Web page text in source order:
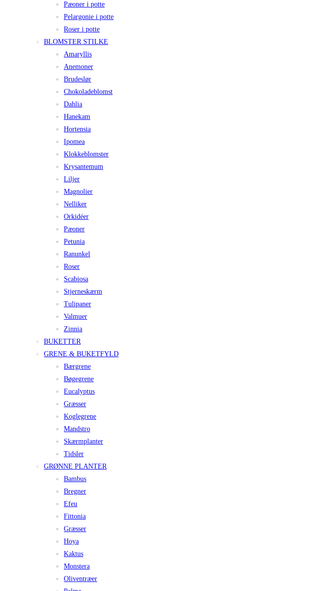
Pæoner i potte
Pelargonie i potte
Roser i potte
BLOMSTER STILKE
Amaryllis
Anemoner
Brudeslør
Chokoladeblomst
Dahlia
Hanekam
Hortensia
Ipomea
Klokkeblomster
Krysantemum
Liljer
Magnolier
Nelliker
Orkidéer
Pæoner
Petunia
Ranunkel
Roser
Scabiosa
Stjerneskærm
Tulipaner
Valmuer
Zinnia
BUKETTER
GRENE & BUKETFYLD
Bærgrene
Bøgegrene
Eucalyptus
Græsser
Koglegrene
Mandstro
Skærmplanter
Tidsler
GRØNNE PLANTER
Bambus
Bregner
Efeu
Fittonia
Græsser
Hoya
Kaktus
Monstera
Oliventræer